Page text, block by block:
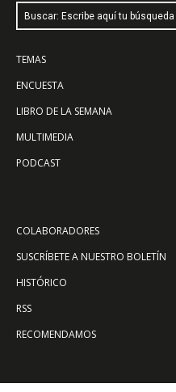
Buscar: Escribe aquí tu búsqueda
TEMAS
ENCUESTA
LIBRO DE LA SEMANA
MULTIMEDIA
PODCAST
COLABORADORES
SUSCRÍBETE A NUESTRO BOLETÍN
HISTÓRICO
RSS
RECOMENDAMOS